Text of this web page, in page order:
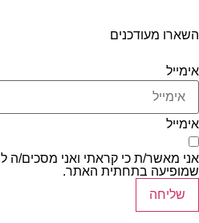
השארו מעודכנים
אימייל
אימייל
אני מאשר/ת כי קראתי ואני מסכים/ה ל
שמופיעה בתחתית האתר.
שליחה